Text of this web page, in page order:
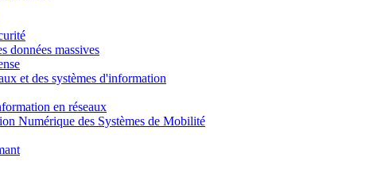
données massives
et des systèmes d'information
en réseaux
Numérique des Systèmes de Mobilité